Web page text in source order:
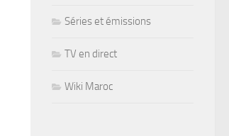
Séries et émissions
TV en direct
Wiki Maroc